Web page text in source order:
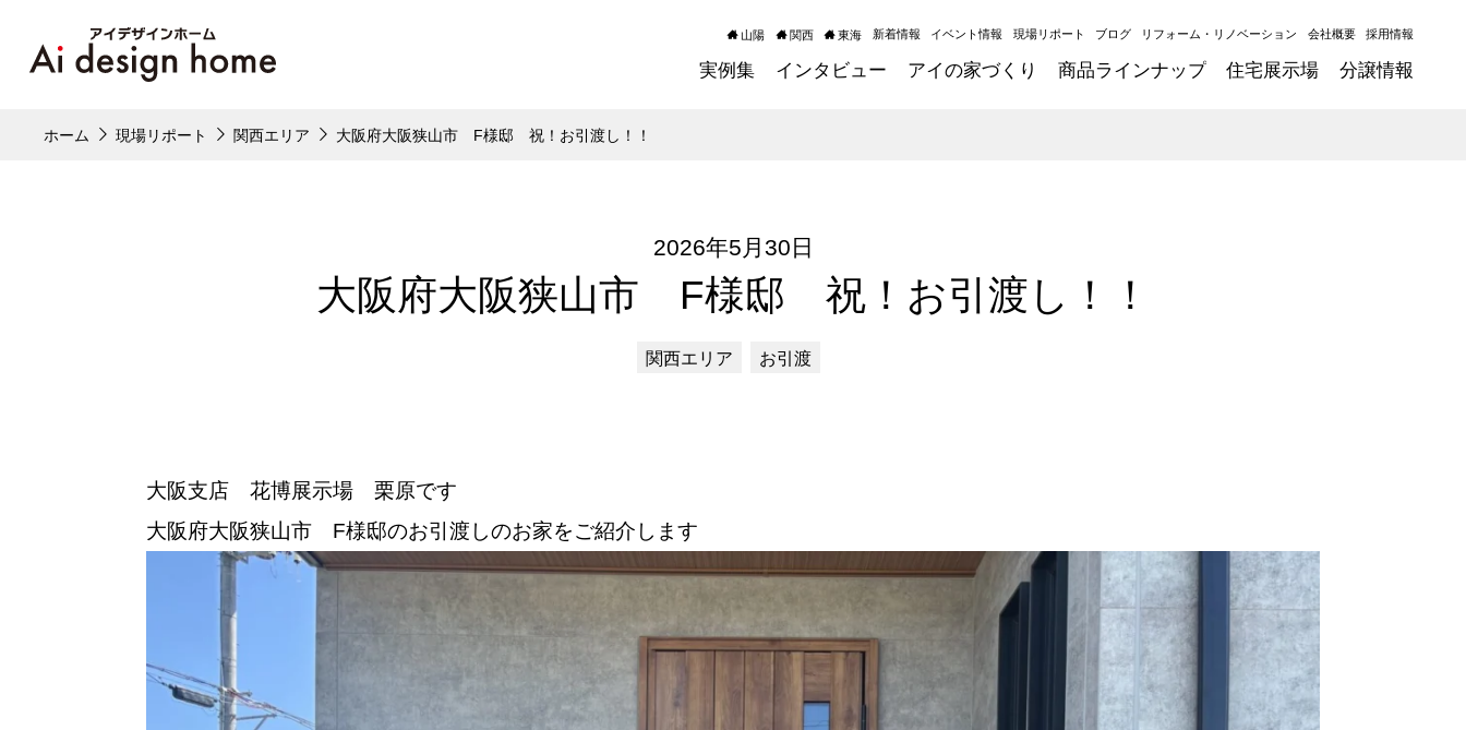
山陽 関西 東海 新着情報 イベント情報 現場リポート ブログ リフォーム・リノベーション 会社概要 採用情報
実例集 インタビュー アイの家づくり 商品ラインナップ 住宅展示場 分譲情報
ホーム 現場リポート 関西エリア 大阪府大阪狭山市 F様邸 祝！お引渡し！！
2026年5月30日
大阪府大阪狭山市 F様邸 祝！お引渡し！！
関西エリア お引渡
大阪支店 花博展示場 栗原です
大阪府大阪狭山市 F様邸のお引渡しのお家をご紹介します